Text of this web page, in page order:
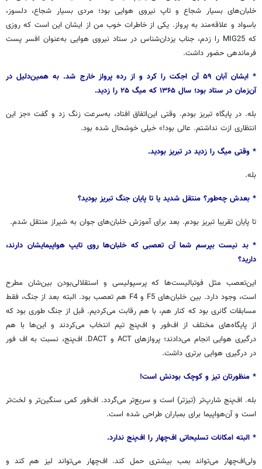
خلبان‌های بسیار شجاع و تاپ نیروی هوایی بود؛ مردی بسیار شجاع، دلسوز،
باسواد و علاقه‌مند به پرواز. یکی از خاطرات خوب من از ایشان این است که روزی
که MIG25 را زدم، جناب یزدان‌شناس در ستاد نیروی هوایی به‌عنوان افسر پست
فرماندهی حضور داشت.
* ایشان آبان ۵۹ آن اجکت را کرد و از رده پرواز خارج شد. به همین‌دلیل در
آن‌زمان در ستاد بود؛ سال ۱۳۶۵ که میگ ۲۵ را زدید.
بله. در پایگاه تبریز بودم. وقتی این‌اتفاق افتاد، به‌سرعت زنگ زد و گفت «جز این
انتظاری ازت نداشتم. عالی بود!» خیلی خوشحال شده بود.
* وقتی میگ را زدید در تبریز بودید.
بله.
* بعدش چه‌طور؟ منتقل شدید یا تا پایان جنگ تبریز بودید؟
تا پایان تقریبا تبریز بودم. بعد برای آموزش خلبان‌های جوان به شیراز منتقل شدم.
* بد نیست بپرسم شما آن تعصبی که خلبان‌ها روی تایپ هواپیمایشان دارند،
دارید؟
این‌تعصب مثل فوتبالیست‌ها که پرسپولیسی و استقلالی‌بودن بین‌شان مطرح
است، وجود دارد. بین خلبان‌های F5 و F4 هم تعصب بود. البته بعد از جنگ، فقط
مسابقات گانری بود که کنار هم، با هم رقابت می‌کردیم. قبل از جنگ طوری بود که
از پایگاه‌های مختلف از اف‌فور و اف‌پنج تیم انتخاب می‌کردند و این‌ها با هم
درگیری هوایی انجام می‌دادند؛ پروازهای ACT و DACT. اف‌پنج، نسبت به اف فور
در درگیری هوایی برتری داشت.
* منظورتان تیز و کوچک بودنش است!
بله. اف‌پنج شارپ‌تر (تیزتر) است و سریع‌تر می‌گردد. اف‌فور کمی سنگین‌تر و لخت‌تر
است و آن‌هواپیما برای بمباران طراحی شده است.
* البته امکانات تسلیحاتی اف‌چهار را اف‌پنج ندارد.
ولی‌اف‌چهار می‌تواند بمب بیشتری حمل کند. اف‌چهار می‌تواند لیز هم کند و